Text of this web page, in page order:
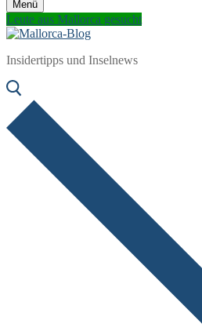
Menü
Leute aus Mallorca gesucht
Insidertipps und Inselnews